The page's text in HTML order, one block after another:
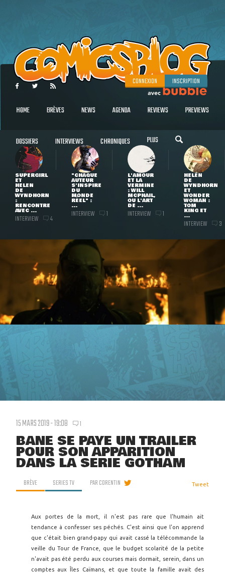
CONNEXION INSCRIPTION
HOME BRÈVES NEWS AGENDA REVIEWS PREVIEWS
DOSSIERS INTERVIEWS CHRONIQUES PLUS
SUPERGIRL
ET
HELEN
DE
WYNDHORN
:
RENCONTRE
AVEC ...
INTERVIEW 4
"CHAQUE
AUTEUR
S'INSPIRE
DU
MONDE
RÉEL" :
...
INTERVIEW 1
L'AMOUR
ET LA
VERMINE
: WILL
MCPHAIL,
OU L'ART
DE ...
INTERVIEW 1
HELEN
DE
WYNDHORN
ET
WONDER
WOMAN :
TOM
KING ET
...
INTERVIEW 3
15 MARS 2019 - 19:08 1
BANE SE PAYE UN TRAILER
POUR SON APPARITION
DANS LA SÉRIE GOTHAM
BRÈVE SERIES TV PARCORENTIN Tweet
Aux portes de la mort, il n'est pas rare que l'humain ait
tendance à confesser ses péchés. C'est ainsi que l'on apprend
que c'était bien grand-papy qui avait cassé la télécommande la
veille du Tour de France, que le budget scolarité de la petite
n'avait pas été perdu aux courses mais dormait, serein, dans un
comptes aux Îles Caïmans, et que toute la famille avait des